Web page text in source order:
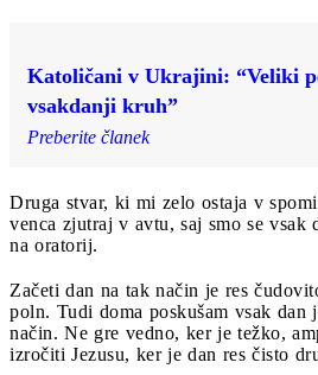
Katoličani v Ukrajini: “Veliki
vsakdanji kruh”
Preberite članek
Druga stvar, ki mi zelo ostaja v
venca zjutraj v avtu, saj smo se vsak
na oratorij.
Začeti dan na tak način je res
poln. Tudi doma poskušam vsak dan
način. Ne gre vedno, ker je težko,
izročiti Jezusu, ker je dan res čisto